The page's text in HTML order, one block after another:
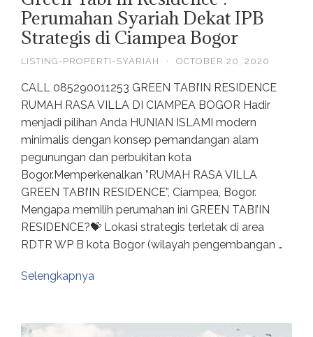
Perumahan Syariah Dekat IPB
Strategis di Ciampea Bogor
LISTING-PROPERTI-SYARIAH · OCTOBER 20, 2020
CALL 085290011253 GREEN TABI’IN RESIDENCE
RUMAH RASA VILLA DI CIAMPEA BOGOR Hadir
menjadi pilihan Anda HUNIAN ISLAMI modern
minimalis dengan konsep pemandangan alam
pegunungan dan perbukitan kota
Bogor.Memperkenalkan ”RUMAH RASA VILLA
GREEN TABI’IN RESIDENCE”, Ciampea, Bogor.
Mengapa memilih perumahan ini GREEN TABI’IN
RESIDENCE?💝 Lokasi strategis terletak di area
RDTR WP B kota Bogor (wilayah pengembangan …
Selengkapnya